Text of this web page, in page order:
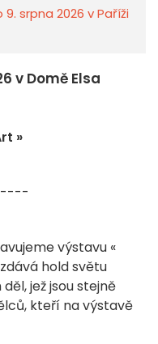
srpna 2026 v Paříži
v Domě Elsa
»
výstavu «
hold světu
jež jsou stejně
kteří na výstavě